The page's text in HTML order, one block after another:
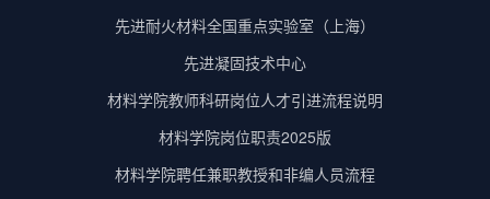
先进耐火材料全国重点实验室（上海）
先进凝固技术中心
材料学院教师科研岗位人才引进流程说明
材料学院岗位职责2025版
材料学院聘任兼职教授和非编人员流程